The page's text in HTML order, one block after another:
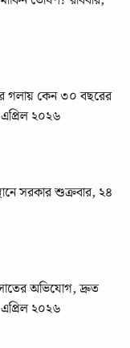
গলায় কেন ৩০ বছরের
২০২৬
সরকারশুক্রবার, ২৪
অভিযোগ, দ্রুত
২০২৬